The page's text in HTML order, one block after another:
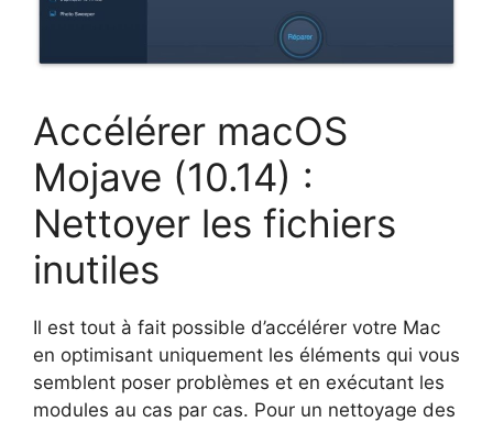
Accélérer macOS
Mojave (10.14) :
Nettoyer les fichiers
inutiles
Il est tout à fait possible d’accélérer votre Mac
en optimisant uniquement les éléments qui vous
semblent poser problèmes et en exécutant les
modules au cas par cas. Pour un nettoyage des